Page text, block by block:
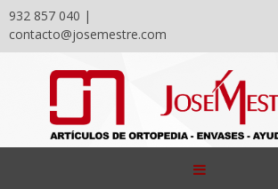
932 857 040 |
contacto@josemestre.com
content